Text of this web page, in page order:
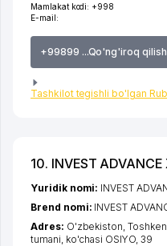
Mamlakat kodi: +998
E-mail:
+99899 ...Qo'ng'iroq qilish
Tashkilot tegishli bo'lgan
10. INVEST ADVANCE
Yuridik nomi: INVEST
Brend nomi: INVEST
Adres: O'zbekiston,
tumani ko'chasi OSIYO, 39